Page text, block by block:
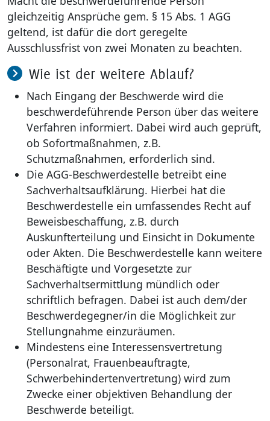
gleichzeitig Ansprüche gem. § 15 Abs. 1 AGG
geltend, ist dafür die dort geregelte
Ausschlussfrist von zwei Monaten zu beachten.
Wie ist der weitere Ablauf?
Nach Eingang der Beschwerde wird die
beschwerdeführende Person über das weitere
Verfahren informiert. Dabei wird auch geprüft,
ob Sofortmaßnahmen, z.B.
Schutzmaßnahmen, erforderlich sind.
Die AGG-Beschwerdestelle betreibt eine
Sachverhaltsaufklärung. Hierbei hat die
Beschwerdestelle ein umfassendes Recht auf
Beweisbeschaffung, z.B. durch
Auskunfterteilung und Einsicht in Dokumente
oder Akten. Die Beschwerdestelle kann weitere
Beschäftigte und Vorgesetzte zur
Sachverhaltsermittlung mündlich oder
schriftlich befragen. Dabei ist auch dem/der
Beschwerdegegner/in die Möglichkeit zur
Stellungnahme einzuräumen.
Mindestens eine Interessensvertretung
(Personalrat, Frauenbeauftragte,
Schwerbehindertenvertretung) wird zum
Zwecke einer objektiven Behandlung der
Beschwerde beteiligt.